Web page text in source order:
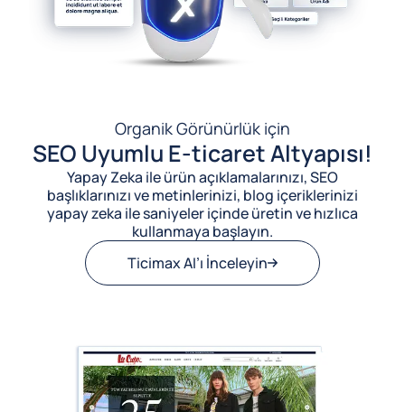
Organik Görünürlük için
SEO Uyumlu E-ticaret Altyapısı!
Yapay Zeka ile ürün açıklamalarınızı, SEO
başlıklarınızı ve metinlerinizi, blog içeriklerinizi
yapay zeka ile saniyeler içinde üretin ve hızlıca
kullanmaya başlayın.
Ticimax AI’ı İnceleyin